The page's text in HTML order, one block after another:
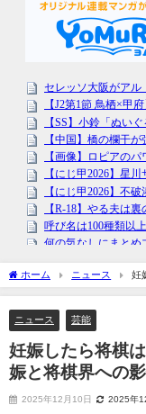
ホーム ニュース
妊
界への影響ｗｗｗ
ニュース 芸能
妊娠したら将棋
娠と将棋界への
2025年12月10日 2025年